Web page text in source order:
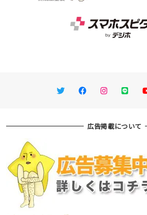
TwitterFacebookInstagram
LINE
広告掲載について